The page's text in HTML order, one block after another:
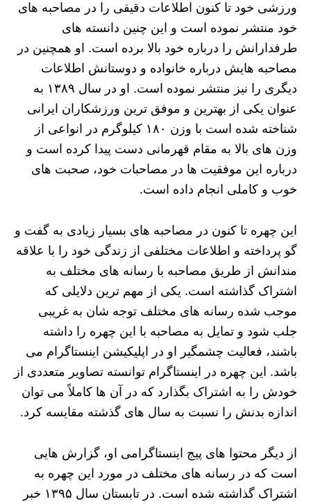
ورزشی خود تا کنون اطلاعات دقیقی را در مصاحبه های
خود منتشر نموده است و این چنین دانسته های
طرفدارانش را درباره خود بالا برده است. او همچنین در
مصاحبه هایش درباره خانواده و دوستانش اطلاعات
دیگری را نیز منتشر نموده است. او در سال ۱۳۸۹ به
عنوان یکی از بهترین و موفق ترین ورزشکاران ایرانی
شناخته شده است با وزن ۱۸۰ کیلوگرم در انواعی از
وزن های بالا به مقام قهرمانی دست پیدا کرده است و
درباره این موفقیت ها در مصاحبات خود، صحبت های
خوب و کاملی انجام داده است.
این چهره تا کنون در مصاحبه های بسیار زیادی به گفت و
گو پرداخته و اطلاعات مختلفی از زندگی خود را با علاقه
مندانش از طریق مصاحبه با رسانه های مختلف به
اشتراک گذاشته است. یکی از مهم ترین دلایلی که
موجب شده رسانه های مختلف توجه شان به غریبی
جلب شود و تمایل به مصاحبه با این چهره را داشته
باشند، فعالیت چشمگیر او در اپلیکیشن اینستاگرام می
باشد. این چهره در اینستاگرام توانسته تصاویر متعددی از
خودش را به اشتراک بگذارد که در آن ها کاملاً می توان
اندازه بدنش را نسبت به سال های گذشته مقایسه کرد.
از دیگر محتوا های پیج اینستاگرامی او، گزارش هایی
است که در رسانه های مختلف در مورد این چهره به
اشتراک گذاشته شده است. در تابستان سال ۱۳۹۵ خبر